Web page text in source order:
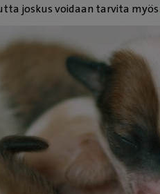
joskus voidaan tarvita myös